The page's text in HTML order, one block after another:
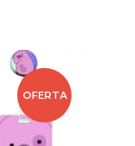
OFERTA